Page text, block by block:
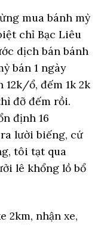
mua bánh mỳ
chỉ Bạc Liêu
dịch bán bánh
bán 1 ngày
12k/ổ, đếm 1k 2k
đỡ đếm rồi.
định 16
lười biếng, cứ
tôi tạt qua
lê khổng lồ bổ
2km, nhận xe,